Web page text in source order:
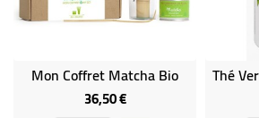
Mon Coffret Matcha Bio
36,50 €Prix